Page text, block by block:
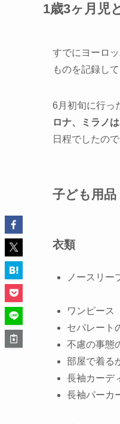
1歳3ヶ月児
すでにヨーロ
ものを記録して
6月初旬に行っ
ロナ、ミラノ
日程でしたの
子ども用品
衣類
ノースリー
ワンピース
セパレート
不慮の事態
部屋で着る
長袖カーデ
長袖パーカ